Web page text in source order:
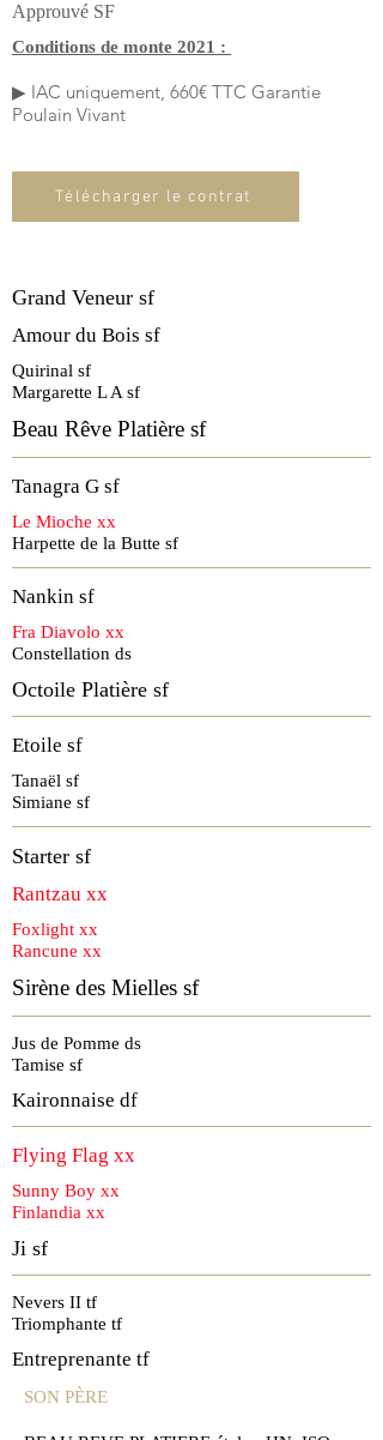
Approuvé SF
Conditions de monte 2021 :
▶ IAC uniquement, 660€ TTC Garantie
Poulain Vivant
Télécharger le contrat
Grand Veneur sf
Amour du Bois sf
Quirinal sf
Margarette L A sf
Beau Rêve Platière sf
Tanagra G sf
Le Mioche xx
Harpette de la Butte sf
Nankin sf
Fra Diavolo xx
Constellation ds
Octoile Platière sf
Etoile sf
Tanaël sf
Simiane sf
Starter sf
Rantzau xx
Foxlight xx
Rancune xx
Sirène des Mielles sf
Jus de Pomme ds
Tamise sf
Kaironnaise df
Flying Flag xx
Sunny Boy xx
Finlandia xx
Ji sf
Nevers II tf
Triomphante tf
Entreprenante tf
SON PÈRE